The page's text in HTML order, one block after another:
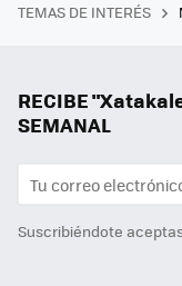
TEMAS DE INTERÉS
RECIBE
SEMANAL
Suscribiéndote